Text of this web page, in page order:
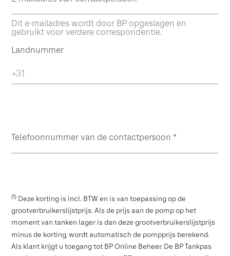
Dit e-mailadres wordt door BP opgeslagen en
gebruikt voor verdere correspondentie.
Landnummer
Telefoonnummer van de contactpersoon *
(1) Deze korting is incl. BTW en is van toepassing op de
grootverbruikerslijstprijs. Als de prijs aan de pomp op het
moment van tanken lager is dan deze grootverbruikerslijstprijs
minus de korting, wordt automatisch de pompprijs berekend.
Als klant krijgt u toegang tot BP Online Beheer. De BP Tankpas